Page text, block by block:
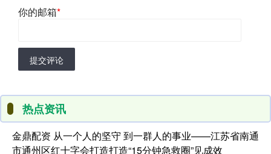
你的邮箱*
提交评论
热点资讯
金鼎配资 从一个人的坚守 到一群人的事业——江苏省南通
市通州区红十字会打造打造“15分钟急救圈”见成效